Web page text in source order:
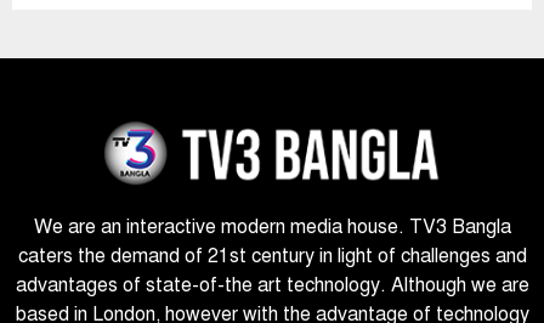
We are an interactive modern media house. TV3 Bangla
caters the demand of 21st century in light of challenges and
advantages of state-of-the art technology. Although we are
based in London, however with the advantage of technology